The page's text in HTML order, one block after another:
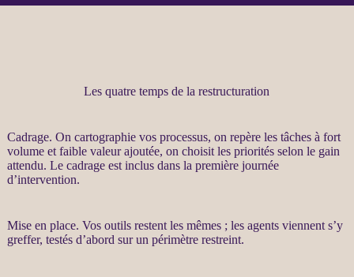
Les quatre temps de la restructuration
Cadrage. On cartographie vos processus, on repère les tâches à fort
volume et faible valeur ajoutée, on choisit les priorités selon le gain
attendu. Le cadrageest inclus dans la première journée
d’intervention.
Mise en place. Vos outils restent les mêmes ; les agentsviennent s’y
greffer, testés d’abord sur un périmètre restreint.